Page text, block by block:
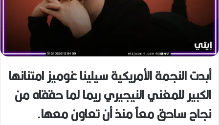
أبدت النجمة الأمريكية سيلينا غوميز امتنانها
الكبير للمغني النيجيري ريما لما حققاه من
نجاح ساحق معاً منذ أن تعاون معها.